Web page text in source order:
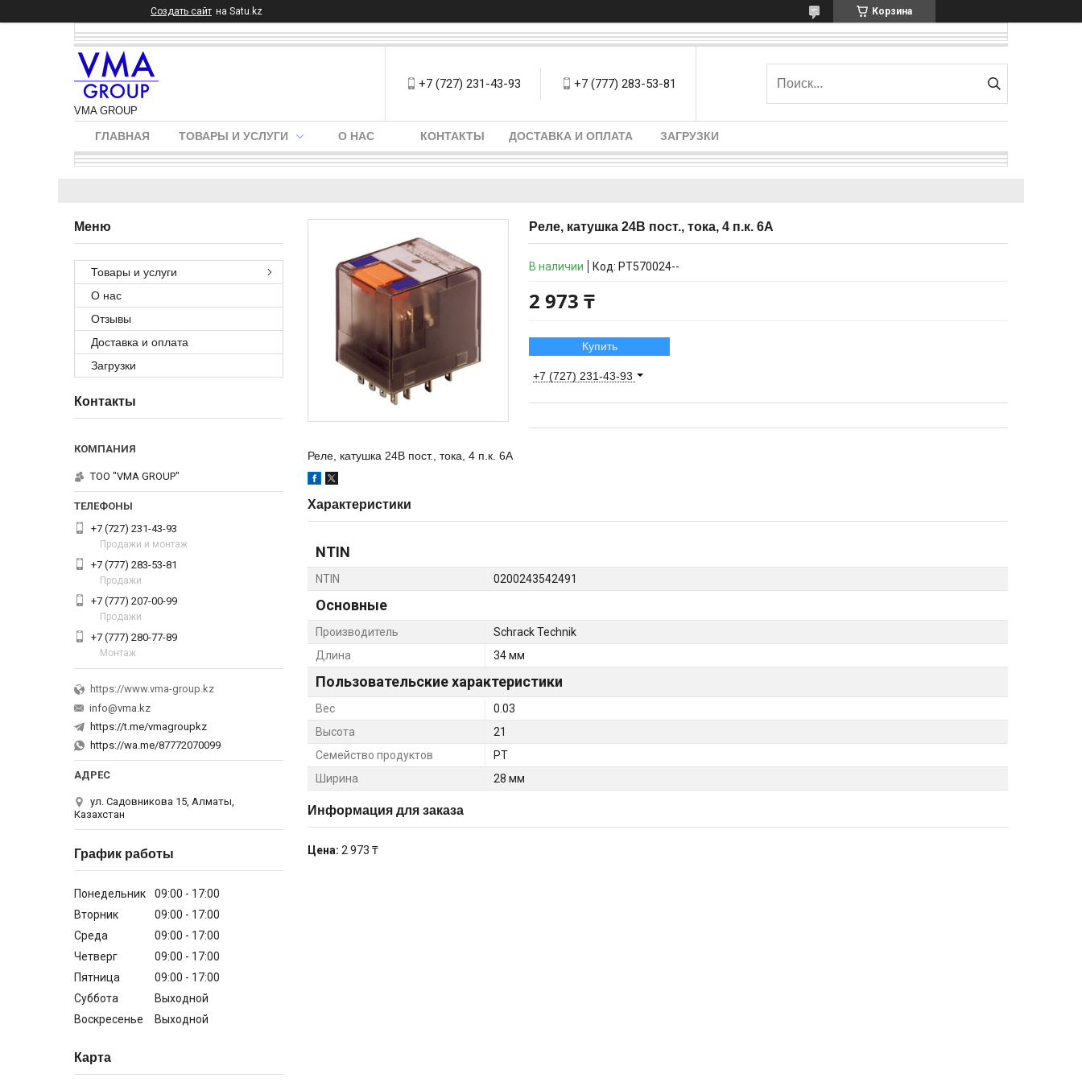
Создать сайт на Satu.kz Корзина
VMA GROUP
+7 (727) 231-43-93 +7 (777) 283-53-81
ГЛАВНАЯ ТОВАРЫ И УСЛУГИ О НАС КОНТАКТЫ ДОСТАВКА И ОПЛАТА ЗАГРУЗКИ
Реле, катушка 24В пост., тока, 4 п.к. 6А
В наличии Код: PT570024--
2 973 ₸
Купить
+7 (727) 231-43-93
Реле, катушка 24В пост., тока, 4 п.к. 6А
Характеристики
NTIN
NTIN 0200243542491
Основные
Производитель
Schrack Technik
Длина
34 мм
Пользовательские характеристики
Вес
0.03
Высота
21
Семейство продуктов
PT
Ширина
28 мм
Информация для заказа
Цена: 2 973 ₸
Товары и услуги
О нас
Отзывы
Доставка и оплата
Загрузки
Контакты
ТОО "VMA GROUP"
+7 (727) 231-43-93
Продажи и монтаж
+7 (777) 283-53-81
Продажи
+7 (777) 207-00-99
Продажи
+7 (777) 280-77-89
Монтаж
https://www.vma-group.kz
info@vma.kz
https://t.me/vmagroupkz
https://wa.me/87772070099
ул. Садовникова 15, Алматы,
Казахстан
График работы
Понедельник 09:00
17:00
Вторник
09:00
17:00
Среда
09:00
17:00
Четверг
09:00
17:00
Пятница
09:00
17:00
Суббота
Выходной
Воскресенье
Выходной
Карта